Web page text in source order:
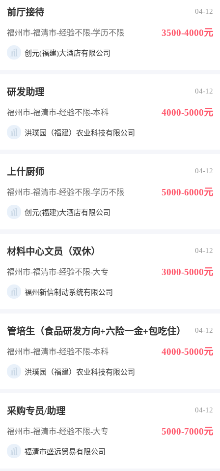
前厅接待 04-12
福州市-福清市-经验不限-学历不限 3500-4000元
创元(福建)大酒店有限公司
研发助理 04-12
福州市-福清市-经验不限-本科 4000-5000元
洪璞园（福建）农业科技有限公司
上什厨师 04-12
福州市-福清市-经验不限-学历不限 5000-6000元
创元(福建)大酒店有限公司
材料中心文员（双休） 04-12
福州市-福清市-经验不限-大专 3000-5000元
福州新信制动系统有限公司
管培生（食品研发方向+六险一金+包吃住） 04-12
福州市-福清市-经验不限-本科 4000-5000元
洪璞园（福建）农业科技有限公司
采购专员/助理 04-12
福州市-福清市-经验不限-大专 5000-7000元
福清市盛远贸易有限公司